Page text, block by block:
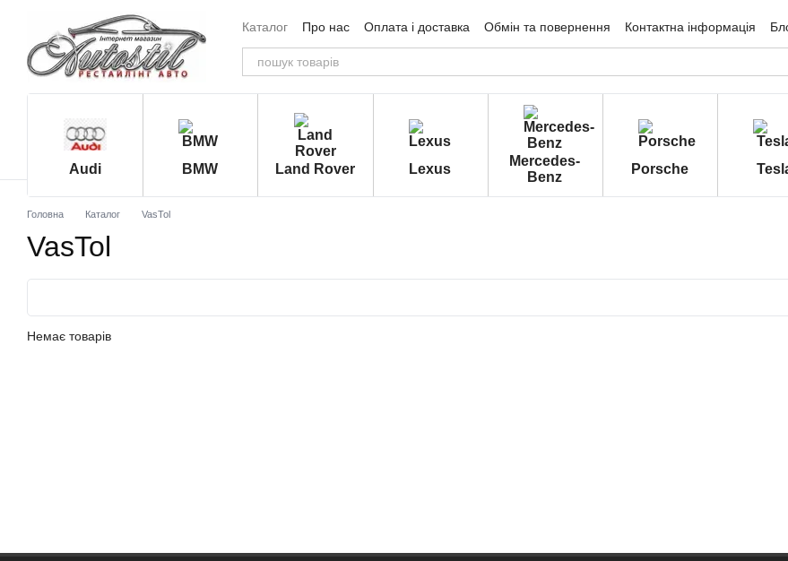
Перейти до основного контенту
Каталог
Про нас Оплата і доставка Обмін та повернення Контактна інформація
Угода користувача
Відгуки про магазин
Audi BMW Land Rover Lexus
Mercedes-
Benz
Porsche
Головна Каталог VasTol
VasTol
Немає товарів